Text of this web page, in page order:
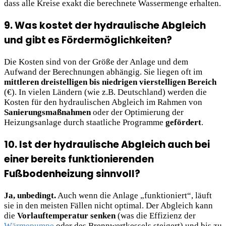
dass alle Kreise exakt die berechnete Wassermenge erhalten.
9. Was kostet der hydraulische Abgleich
und gibt es Fördermöglichkeiten?
Die Kosten sind von der Größe der Anlage und dem
Aufwand der Berechnungen abhängig. Sie liegen oft im
mittleren dreistelligen bis niedrigen vierstelligen Bereich
(€). In vielen Ländern (wie z.B. Deutschland) werden die
Kosten für den hydraulischen Abgleich im Rahmen von
Sanierungsmaßnahmenoder der Optimierung der
Heizungsanlage durch staatliche Programme gefördert.
10. Ist der hydraulische Abgleich auch bei
einer bereits funktionierenden
Fußbodenheizung sinnvoll?
Ja, unbedingt.Auch wenn die Anlage „funktioniert“, läuft
sie in den meisten Fällen nicht optimal. Der Abgleich kann
die Vorlauftemperatur senken(was die Effizienz der